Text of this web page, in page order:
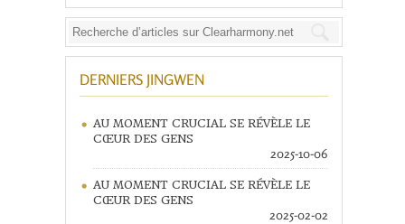
DERNIERS JINGWEN
AU MOMENT CRUCIAL SE RÉVÈLE LE
CŒUR DES GENS
2025-10-06
AU MOMENT CRUCIAL SE RÉVÈLE LE
CŒUR DES GENS
2025-02-02